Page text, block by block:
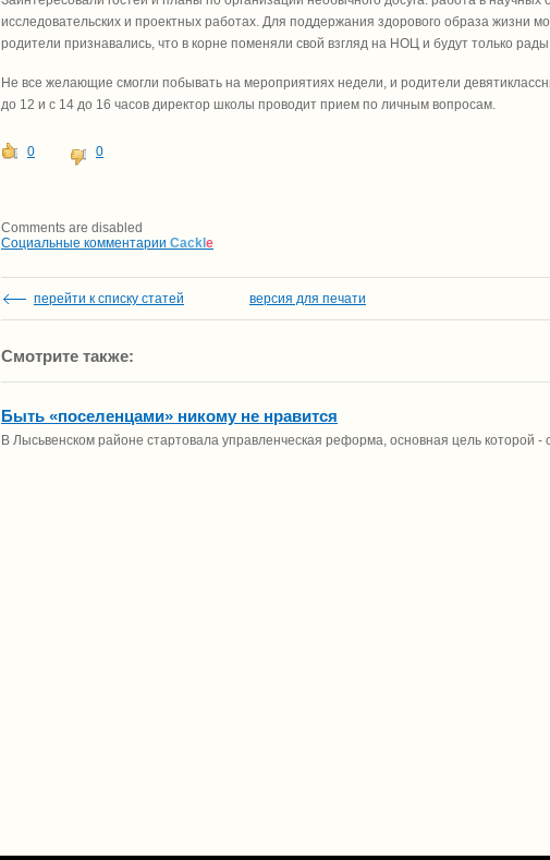
исследовательских и проектных работах. Для поддержания здорового образа жизни
родители признавались, что в корне поменяли свой взгляд на НОЦ и будут только
Не все желающие смогли побывать на мероприятиях недели, и родители
до 12 и с 14 до 16 часов директор школы проводит прием по личным вопросам.
0 0
Comments are disabled
Социальные комментарии Cackle
перейти к списку статей версия для печати
Смотрите также:
Быть «поселенцами» никому не нравится
В Лысьвенском районе стартовала управленческая реформа, основная цель которой -